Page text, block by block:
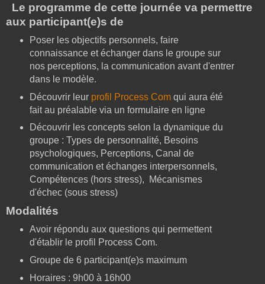
Le programme de cette journée va permettre
aux participant(e)s de
Poser les objectifs personnels, faire
connaissance et échanger dans le groupe sur
nos perceptions, la communication avant d'entrer
dans le modèle.
Découvrir leur profil Process Comqui aura été
fait au préalable via un formulaire en ligne
Découvrir les concepts selon la dynamique du
groupe : Types de personnalité, Besoins
psychologiques, Perceptions, Canal de
communication et échanges interpersonnels,
Compétences (hors stress), Mécanismes
d'échec (sous stress)
Modalités
Avoir répondu aux questions qui permettent
d'établir le profil Process Com.
Groupe de 6 participant(e)s maximum
Horaires : 9h00 à 16h00